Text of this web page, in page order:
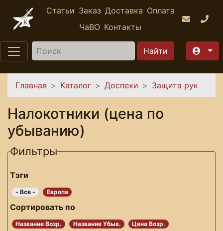
Перейти к основному содержанию
Статьи Заказ Доставка Оплата
ЧаВО Контакты
Найти
Вы здесь
Главная Каталог Доспехи Защита рук
Налокотники (цена по
убыванию)
Фильтры
Тэги
- Все - Европа
Сортировать по
Название Возр. Название Убыв.
Цена Возр.